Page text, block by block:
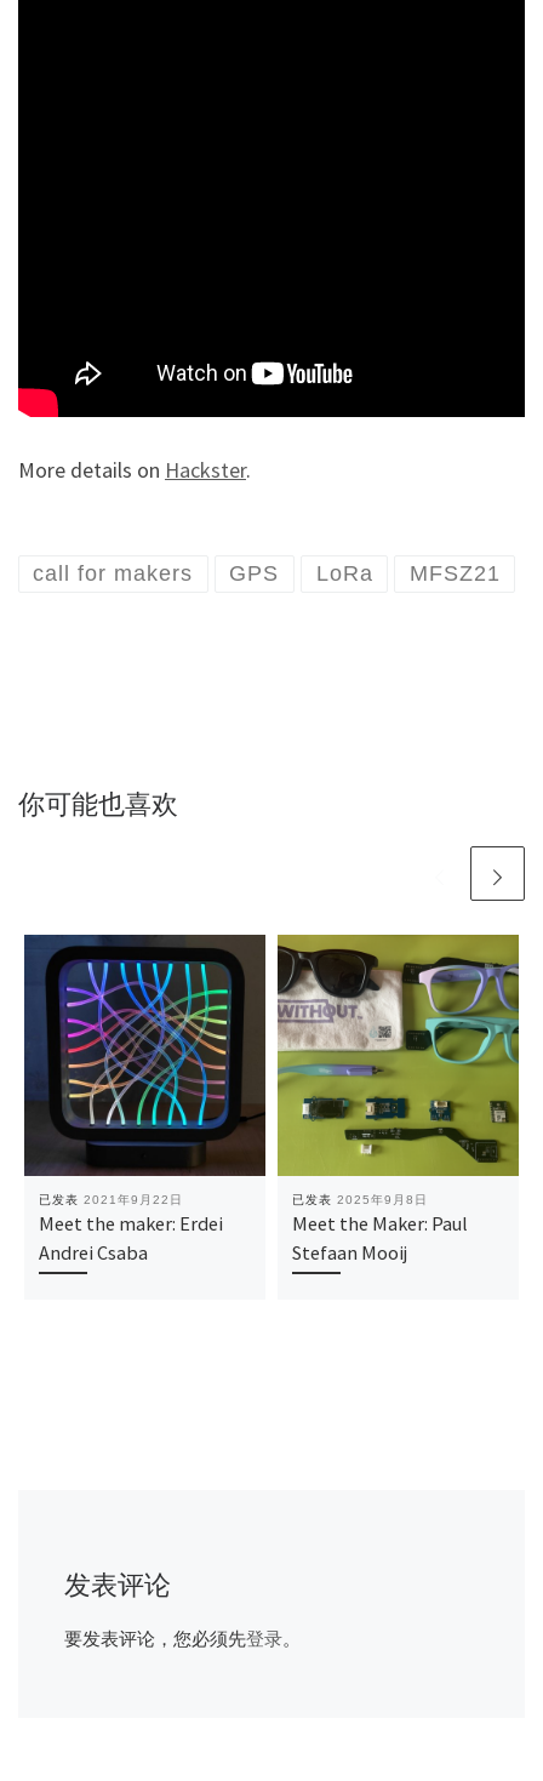
More details on Hackster.
call for makers GPS LoRa MFSZ21
你可能也喜欢
已发表 2021年9月22日
Meet the maker: Erdei
Andrei Csaba
已发表 2025年9月8日
Meet the Maker: Paul
Stefaan Mooij
发表评论
要发表评论，您必须先登录。